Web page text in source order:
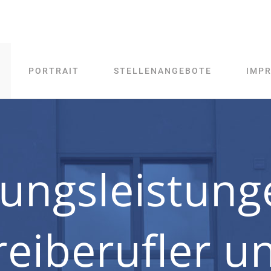
PORTRAIT STELLENANGEBOTE